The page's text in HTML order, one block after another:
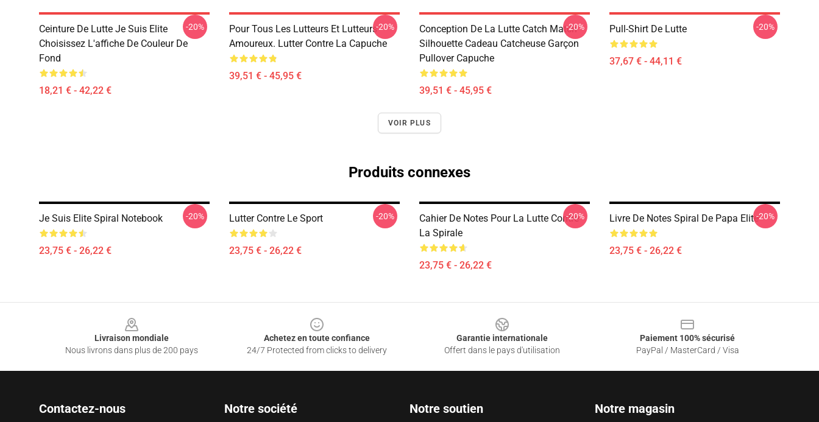
Ceinture De Lutte Je Suis Elite
Choisissez L'affiche De Couleur De
Fond
18,21 € - 42,22 €
-20%
Pour Tous Les Lutteurs Et Lutteurs
Amoureux. Lutter Contre La Capuche
39,51 € - 45,95 €
-20%
Conception De La Lutte Catch Match
Silhouette Cadeau Catcheuse Garçon
Pullover Capuche
39,51 € - 45,95 €
-20% Pull-Shirt De Lutte
37,67 € - 44,11 €
-20%
VOIR PLUS
Produits connexes
Je Suis Elite Spiral Notebook
23,75 € - 26,22 €
-20% Lutter Contre Le Sport
23,75 € - 26,22 €
-20%
Cahier De Notes Pour La Lutte Contre
La Spirale
23,75 € - 26,22 €
-20% Livre De Notes Spiral De Papa Elite
23,75 € - 26,22 €
-20%
Livraison mondiale
Nous livrons dans plus de 200 pays
Achetez en toute confiance
24/7 Protected from clicks to delivery
Garantie internationale
Offert dans le pays d'utilisation
Paiement 100% sécurisé
PayPal / MasterCard / Visa
Contactez-nous Notre société Notre soutien Notre magasin